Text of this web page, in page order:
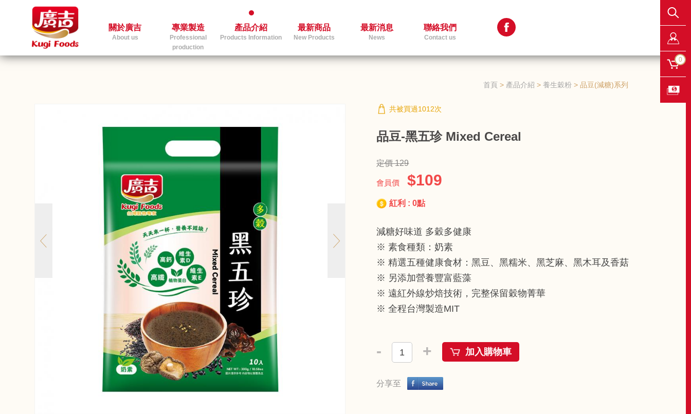
關於廣吉
About us
專業製造
Professional
production
產品介紹
Products Information
最新商品
New Products
最新消息
News
聯絡我們
Contact us
0
首頁 產品介紹 養生穀粉 品豆(減糖)系列
共被買過1012次
品豆-黑五珍 Mixed Cereal
定價 129
會員價 $109
紅利 : 0點
減糖好味道 多穀多健康
※ 素食種類：奶素
※ 精選五種健康食材：黑豆、黑糯米、黑芝麻、黑木耳及香菇
※ 另添加營養豐富藍藻
※ 遠紅外線炒焙技術，完整保留穀物菁華
※ 全程台灣製造MIT
- + 加入購物車
分享至